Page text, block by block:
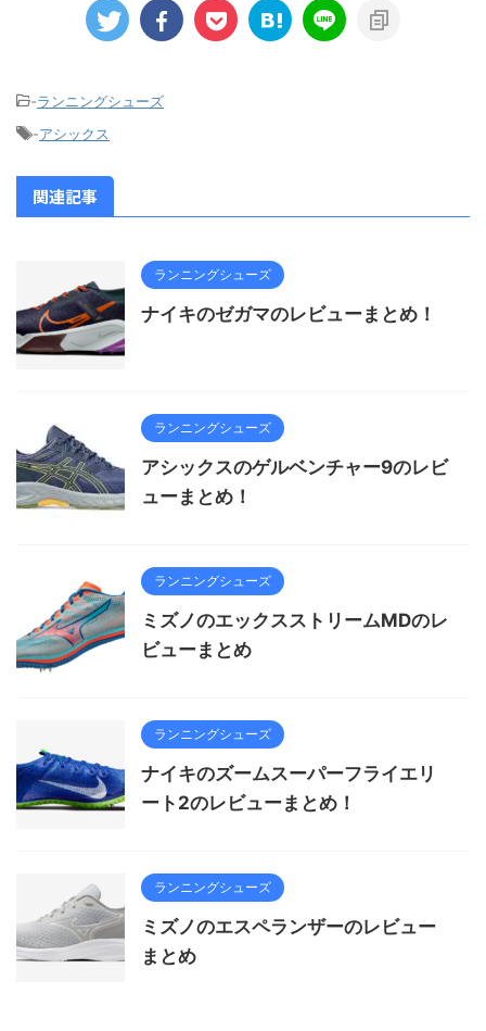
-ランニングシューズ
-アシックス
関連記事
ランニングシューズ
ナイキのゼガマのレビューまとめ！
ランニングシューズ
アシックスのゲルベンチャー9のレビ
ューまとめ！
ランニングシューズ
ミズノのエックスストリームMDのレ
ビューまとめ
ランニングシューズ
ナイキのズームスーパーフライエリ
ート2のレビューまとめ！
ランニングシューズ
ミズノのエスペランザーのレビュー
まとめ